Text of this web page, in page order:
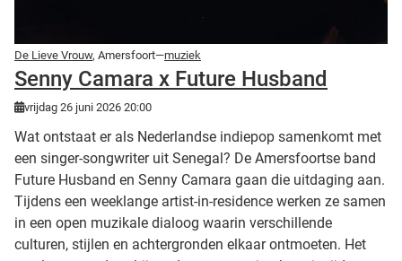
De Lieve Vrouw, Amersfoort—muziek
Senny Camara x Future Husband
vrijdag 26 juni 2026 20:00
Wat ontstaat er als Nederlandse indiepop samenkomt met
een singer-songwriter uit Senegal? De Amersfoortse band
Future Husband en Senny Camara gaan die uitdaging aan.
Tijdens een weeklange artist-in-residence werken ze samen
in een open muzikale dialoog waarin verschillende
culturen, stijlen en achtergronden elkaar ontmoeten. Het